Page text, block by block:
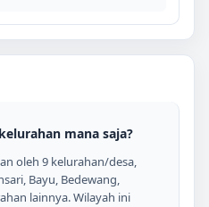
mana saja?
oleh 9 kelurahan/desa,
Bayu, Bedewang,
lainnya. Wilayah ini